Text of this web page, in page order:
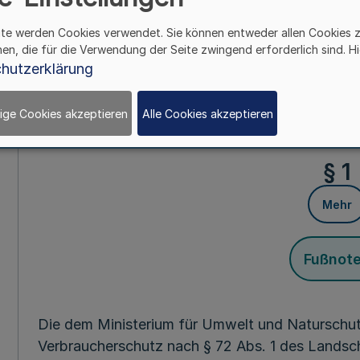
Auf Grund des § 72 Abs. 2 des
Bekanntmachung vom 26. Juni 1980 (GV. NW.
§ 1
Mehr
Die dem Ministerium für Umwelt und
Verbraucherschutz nach § 72 Abs. 1 des
werden Cookies verwendet. Sie können entweder allen Cookies
die für die Verwendung der Seite zwingend erforderlich sind.
Cookies akzeptieren Alle Cookies akzeptieren